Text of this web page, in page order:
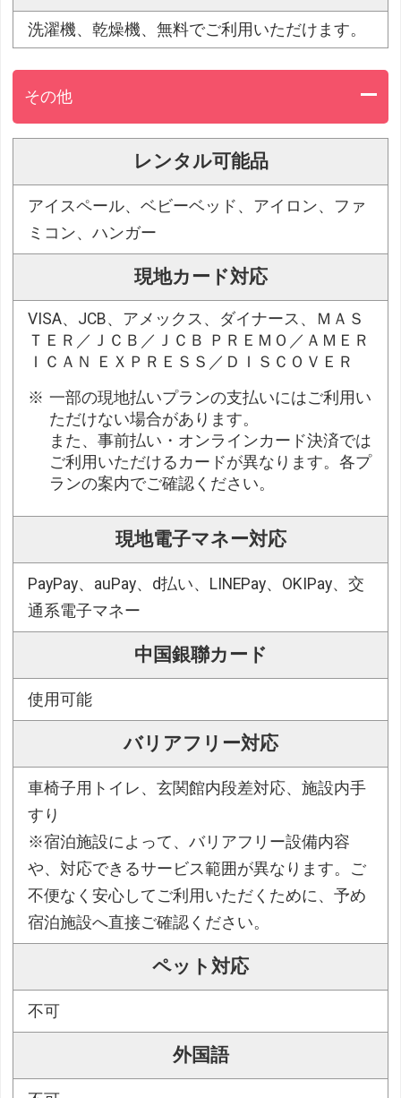
洗濯機、乾燥機、無料でご利用いただけます。
その他
レンタル可能品
アイスペール、ベビーベッド、アイロン、ファ
ミコン、ハンガー
現地カード対応
VISA、JCB、アメックス、ダイナース、ＭＡＳ
ＴＥＲ／ＪＣＢ／ＪＣＢ ＰＲＥＭＯ／ＡＭＥＲ
ＩＣＡＮ ＥＸＰＲＥＳＳ／ＤＩＳＣＯＶＥＲ
一部の現地払いプランの支払いにはご利用い
ただけない場合があります。
また、事前払い・オンラインカード決済では
ご利用いただけるカードが異なります。各プ
ランの案内でご確認ください。
現地電子マネー対応
PayPay、auPay、d払い、LINEPay、OKIPay、交
通系電子マネー
中国銀聯カード
使用可能
バリアフリー対応
車椅子用トイレ、玄関館内段差対応、施設内手
すり
※宿泊施設によって、バリアフリー設備内容
や、対応できるサービス範囲が異なります。ご
不便なく安心してご利用いただくために、予め
宿泊施設へ直接ご確認ください。
ペット対応
不可
外国語